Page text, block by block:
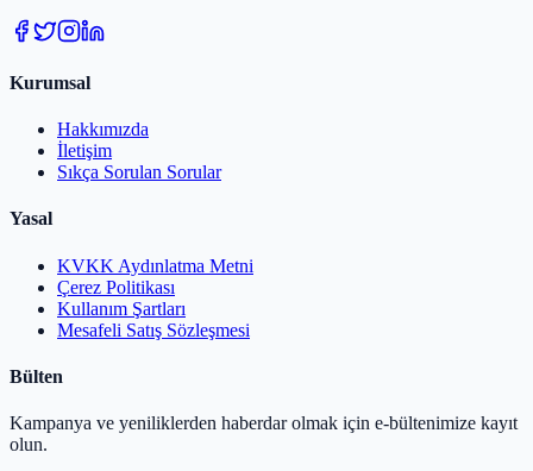
Kurumsal
Hakkımızda
İletişim
Sıkça Sorulan Sorular
Yasal
KVKK Aydınlatma Metni
Çerez Politikası
Kullanım Şartları
Mesafeli Satış Sözleşmesi
Bülten
Kampanya ve yeniliklerden haberdar olmak için e-bültenimize kayıt
olun.